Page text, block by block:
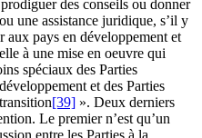
des conseils ou donner
une assistance juridique, s’il y
aux pays en développement et
à une mise en oeuvre qui
spéciaux des Parties
et des Parties
[39] ». Deux derniers
Le premier n’est qu’un
entre les Parties à la